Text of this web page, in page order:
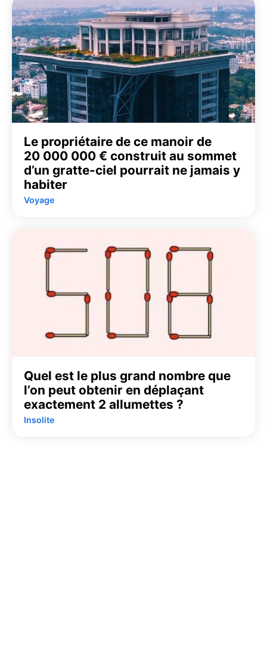
Le propriétaire de ce manoir de
20 000 000 € construit au sommet
d’un gratte-ciel pourrait ne jamais y
habiter
Voyage
Quel est le plus grand nombre que
l’on peut obtenir en déplaçant
exactement 2 allumettes ?
Insolite